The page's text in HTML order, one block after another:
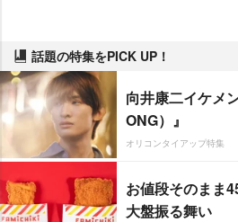
話題の特集をPICK UP！
向井康二イケメ
ONG）』
オリコンタイアップ特集
お値段そのまま
大盤振る舞い